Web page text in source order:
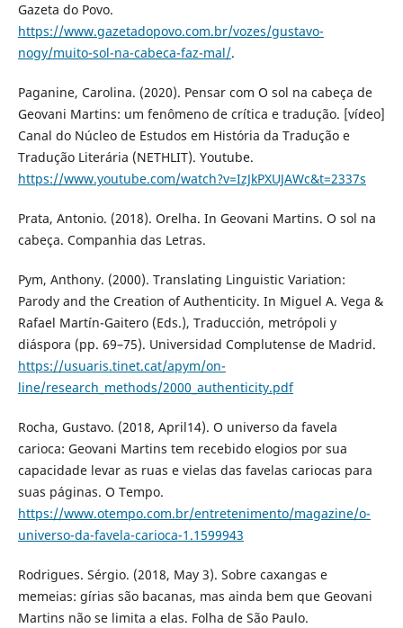
Gazeta do Povo.
https://www.gazetadopovo.com.br/vozes/gustavo-
nogy/muito-sol-na-cabeca-faz-mal/.
Paganine, Carolina. (2020). Pensar com O sol na cabeça de
Geovani Martins: um fenômeno de crítica e tradução. [vídeo]
Canal do Núcleo de Estudos em História da Tradução e
Tradução Literária (NETHLIT). Youtube.
https://www.youtube.com/watch?v=IzJkPXUJAWc&t=2337s
Prata, Antonio. (2018). Orelha. In Geovani Martins. O sol na
cabeça. Companhia das Letras.
Pym, Anthony. (2000). Translating Linguistic Variation:
Parody and the Creation of Authenticity. In Miguel A. Vega &
Rafael Martín-Gaitero (Eds.), Traducción, metrópoli y
diáspora (pp. 69–75). Universidad Complutense de Madrid.
https://usuaris.tinet.cat/apym/on-
line/research_methods/2000_authenticity.pdf
Rocha, Gustavo. (2018, April14). O universo da favela
carioca: Geovani Martins tem recebido elogios por sua
capacidade levar as ruas e vielas das favelas cariocas para
suas páginas. O Tempo.
https://www.otempo.com.br/entretenimento/magazine/o-
universo-da-favela-carioca-1.1599943
Rodrigues. Sérgio. (2018, May 3). Sobre caxangas e
memeias: gírias são bacanas, mas ainda bem que Geovani
Martins não se limita a elas. Folha de São Paulo.